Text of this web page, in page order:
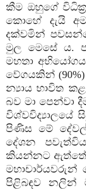
කීම ඔහුගේ
කොහේ දැයි
දක්‌වමින්
මුල මෙසේ ය.
මහතා
වේගයකින්
න්‍යාය භාවිත
බව මා පෙන්වා
විශ්වවිද්‍යාලයේ
පිණිස මේ
දේශන
කියන්නට ඇත්තේ
පිළිබඳව නලින්